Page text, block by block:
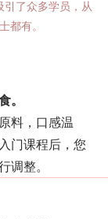
引了众多学员，从
都有。
。
料，口感温
门课程后，您
调整。